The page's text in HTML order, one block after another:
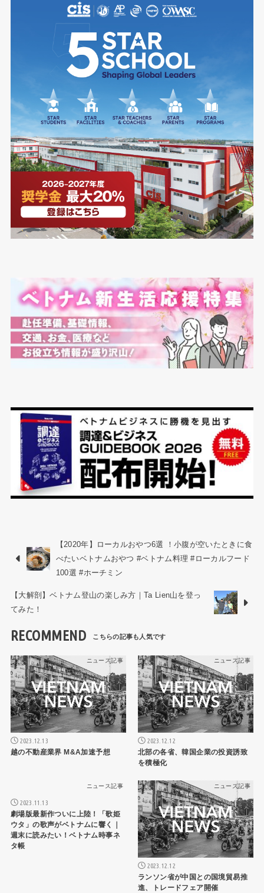
【2020年】ローカルおやつ6選 ！小腹が空いたときに食
べたいベトナムおやつ #ベトナム料理 #ローカルフード
100選 #ホーチミン
【大解剖】ベトナム登山の楽しみ方｜Ta Lien山を登っ
てみた！
RECOMMEND
ニュース記事
2023.12.13
越の不動産業界 M&A加速予想
ニュース記事
2023.12.12
北部の各省、韓国企業の投資誘致
を積極化
ニュース記事
2023.11.13
劇場版最新作ついに上陸！「歌姫
ウタ」の歌声がベトナムに響く｜
週末に読みたい！ベトナム時事ネ
タ帳
ニュース記事
2023.12.12
ランソン省が中国との国境貿易推
進、トレードフェア開催